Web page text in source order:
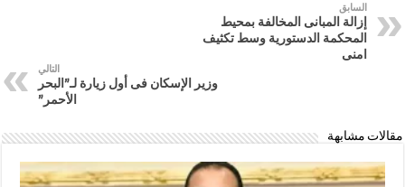
السابق
إزالة المبانى المخالفة بمحيط
المحكمة الدستورية وسط تكثيف
امنى
التالي
وزير الإسكان فى أول زيارة لـ”البحر
الأحمر”
مقالات مشابهة